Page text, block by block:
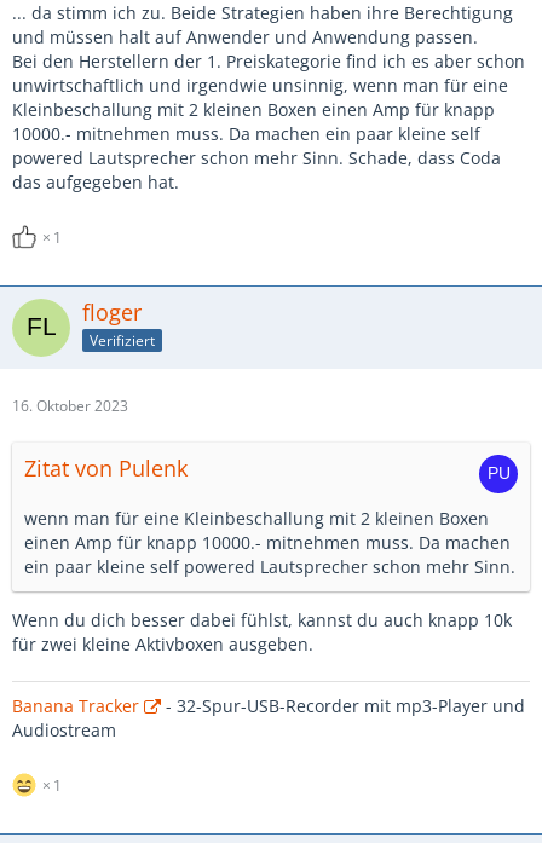
... da stimm ich zu. Beide Strategien haben ihre Berechtigung
und müssen halt auf Anwender und Anwendung passen.
Bei den Herstellern der 1. Preiskategorie find ich es aber schon
unwirtschaftlich und irgendwie unsinnig, wenn man für eine
Kleinbeschallung mit 2 kleinen Boxen einen Amp für knapp
10000.- mitnehmen muss. Da machen ein paar kleine self
powered Lautsprecher schon mehr Sinn. Schade, dass Coda
das aufgegeben hat.
1
floger
Verifiziert
16. Oktober 2023
Zitat von Pulenk
wenn man für eine Kleinbeschallung mit 2 kleinen Boxen
einen Amp für knapp 10000.- mitnehmen muss. Da machen
ein paar kleine self powered Lautsprecher schon mehr Sinn.
Wenn du dich besser dabei fühlst, kannst du auch knapp 10k
für zwei kleine Aktivboxen ausgeben.
Banana Tracker
- 32-Spur-USB-Recorder mit mp3-Player und
Audiostream
1